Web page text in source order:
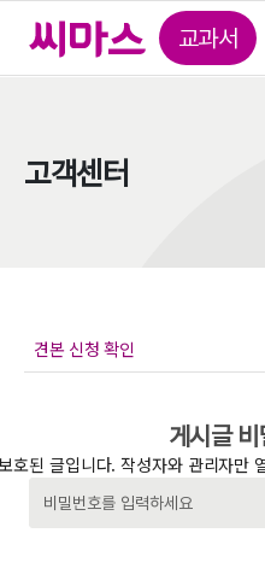
교과서
고객센터
게시글
호된 글입니다. 작성자와 관리자만